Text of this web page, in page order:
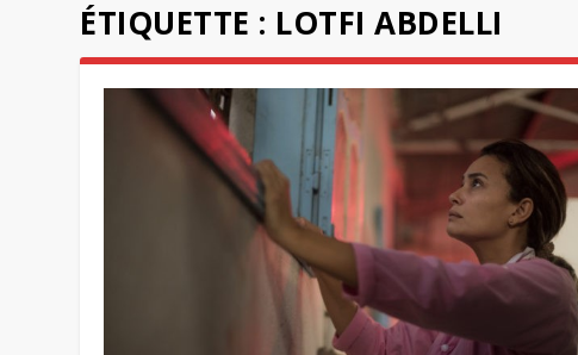
ÉTIQUETTE : LOTFI ABDELLI